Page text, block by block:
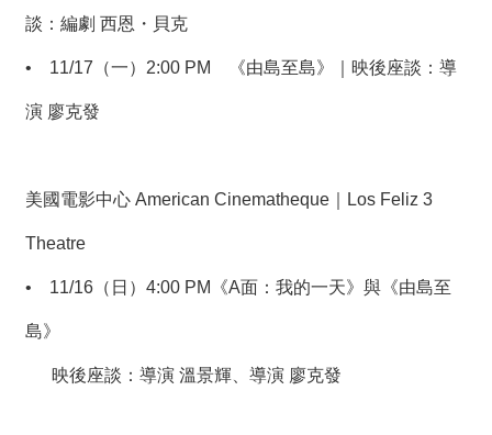
談：編劇 西恩・貝克
• 11/17（一）2:00 PM 《由島至島》｜映後座談：導
演 廖克發
美國電影中心 American Cinematheque｜Los Feliz 3
Theatre
• 11/16（日）4:00 PM《A面：我的一天》與《由島至
島》
映後座談：導演 溫景輝、導演 廖克發